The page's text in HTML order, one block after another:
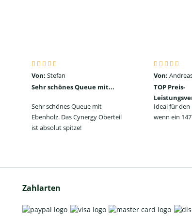
Von: Stefan
Sehr schönes Queue mit...
Sehr schönes Queue mit
Ebenholz. Das Cynergy Oberteil
ist absolut spitze!
Von:
TOP Preis-
Ideal für
wenn ein
Zahlarten